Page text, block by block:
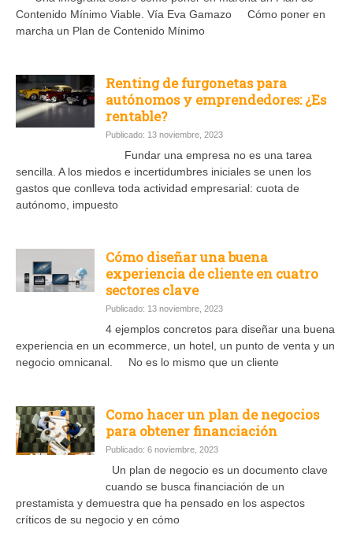
Contenido Mínimo Viable. Vía Eva Gamazo Cómo poner en
marcha un Plan de Contenido Mínimo
Renting de furgonetas para
autónomos y emprendedores: ¿Es
rentable?
Publicado: 13 noviembre, 2023
Fundar una empresa no es una tarea
sencilla. A los miedos e incertidumbres iniciales se unen los
gastos que conlleva toda actividad empresarial: cuota de
autónomo, impuesto
Cómo diseñar una buena
experiencia de cliente en cuatro
sectores clave
Publicado: 13 noviembre, 2023
4 ejemplos concretos para diseñar una buena
experiencia en un ecommerce, un hotel, un punto de venta y un
negocio omnicanal. No es lo mismo que un cliente
Como hacer un plan de negocios
para obtener financiación
Publicado: 6 noviembre, 2023
Un plan de negocio es un documento clave
cuando se busca financiación de un
prestamista y demuestra que ha pensado en los aspectos
críticos de su negocio y en cómo